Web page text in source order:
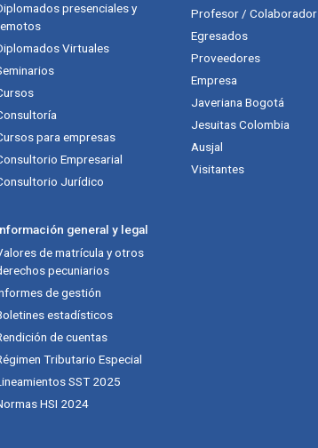
presenciales y
Virtuales
para empresas
Empresarial
Jurídico
Profesor / Colaborador
Egresados
Proveedores
Empresa
Javeriana Bogotá
Jesuitas Colombia
Ausjal
Visitantes
general y legal
de matrícula y otros
pecuniarios
de gestión
estadísticos
de cuentas
Tributario Especial
SST 2025
HSI 2024